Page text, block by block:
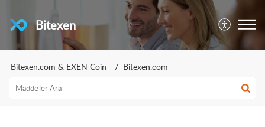
Bitexen
Bitexen.com & EXEN Coin Bitexen.com